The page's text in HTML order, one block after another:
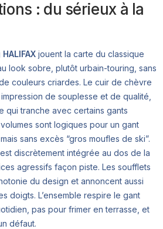
: du sérieux à la
jouent la carte du classique
look sobre, plutôt urbain-touring, sans
couleurs criardes. Le cuir de chèvre
de souplesse et de qualité,
qui tranche avec certains gants
sont logiques pour un gant
sans excès “gros moufles de ski”.
discrètement intégrée au dos de la
agressifs façon piste. Les soufflets
du design et annoncent aussi
doigts. L’ensemble respire le gant
pas pour frimer en terrasse, et
défaut.